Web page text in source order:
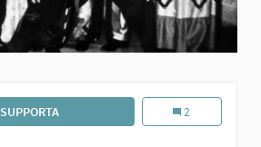
SUPPORTAGRUPPO DI MASCHERE AL BALLO
Gruppo di
2